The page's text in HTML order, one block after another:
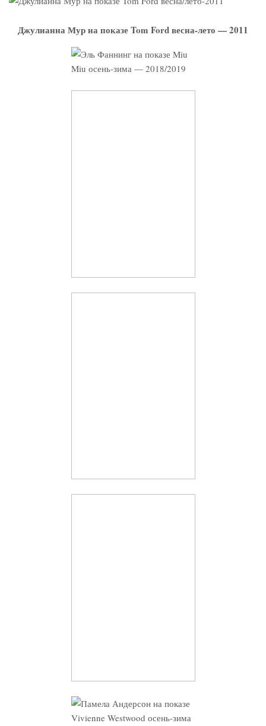
Джулианна Мур на показе Tom Ford весна-лето — 2011